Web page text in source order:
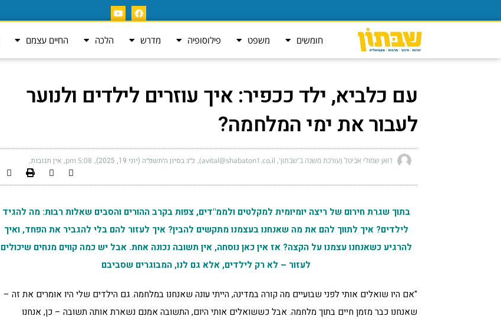
חומשים משפט פילוסופיה מדרש הלכה החיים עצמם
עם כלביא, ילד ככפיר: איך עוזרים לילדים ולנוער
לעבור את ימי המלחמה?
דואן שמולי אביטל (עורכת משנה ב'שבתון', avital@shabaton1.co,il) כ״ג בסיון ה׳תשפ״ה (יוני 19, 2025) 5:08 pm אין תגובות
בתוך שגרת חירום של ריצה יומיומית למקלטים ולממ"דים, צפות בקרב ההורים והסבים שאלות רבות: מה להגיד
לילדים? איך לתווך להם את מה שאנחנו בעצמנו מתקשים להבין? איך לעזור להם בלי להגביר את הפחד, ואיך
להרגיע כשאנחנו עצמנו על הקצה? אז אין כאן נוסחה, אין תשובה נכונה אחת. אבל יש כמה קווים מנחים שיכולים
לעזור – לא רק לילדים, אלא גם לנו, המבוגרים שסביבם
"אם היו שואלים אותי לפני שבועיים מה קורה במדינה, הייתי עונה שאנחנו במלחמה. גם הילדים שלי היו אומרים את זה –
שאנחנו כבר מזמן חיים בתוך מלחמה. אבל כששואלים אותי היום, התשובה אמנם נשארת אותה תשובה – כן, אנחנו